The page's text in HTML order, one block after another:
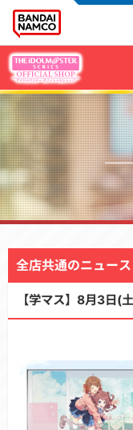
全店共通のニュース
【学マス】8月3日(